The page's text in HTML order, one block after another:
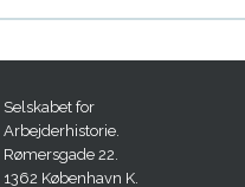
Selskabet for
Arbejderhistorie.
Rømersgade 22.
1362 København K.